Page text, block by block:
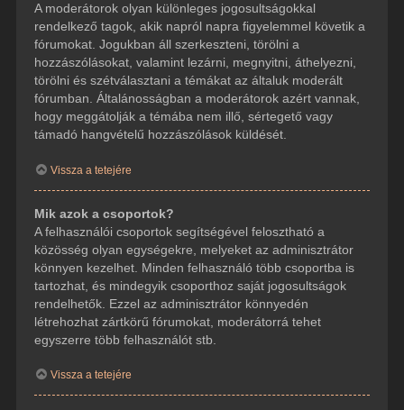
A moderátorok olyan különleges jogosultságokkal
rendelkező tagok, akik napról napra figyelemmel követik a
fórumokat. Jogukban áll szerkeszteni, törölni a
hozzászólásokat, valamint lezárni, megnyitni, áthelyezni,
törölni és szétválasztani a témákat az általuk moderált
fórumban. Általánosságban a moderátorok azért vannak,
hogy meggátolják a témába nem illő, sértegető vagy
támadó hangvételű hozzászólások küldését.
Vissza a tetejére
Mik azok a csoportok?
A felhasználói csoportok segítségével felosztható a
közösség olyan egységekre, melyeket az adminisztrátor
könnyen kezelhet. Minden felhasználó több csoportba is
tartozhat, és mindegyik csoporthoz saját jogosultságok
rendelhetők. Ezzel az adminisztrátor könnyedén
létrehozhat zártkörű fórumokat, moderátorrá tehet
egyszerre több felhasználót stb.
Vissza a tetejére